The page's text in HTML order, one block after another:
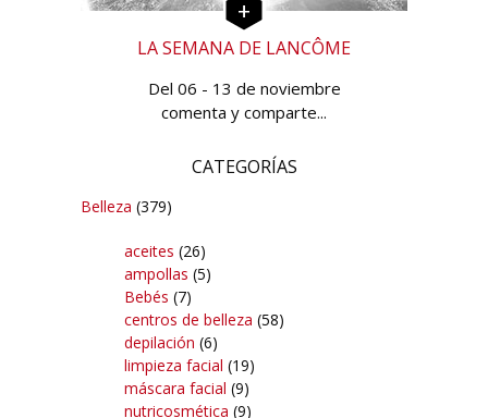
LA SEMANA DE LANCÔME
Del 06 - 13 de noviembre
comenta y comparte...
CATEGORÍAS
Belleza (379)
aceites (26)
ampollas (5)
Bebés (7)
centros de belleza (58)
depilación (6)
limpieza facial (19)
máscara facial (9)
nutricosmética (9)